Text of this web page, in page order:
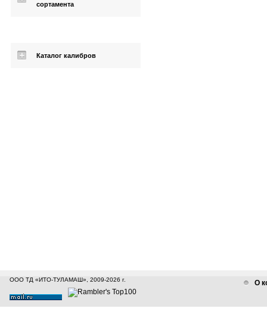
сортамента
Каталог калибров
ООО ТД «ИТО-ТУЛАМАШ», 2009-2026 г. О